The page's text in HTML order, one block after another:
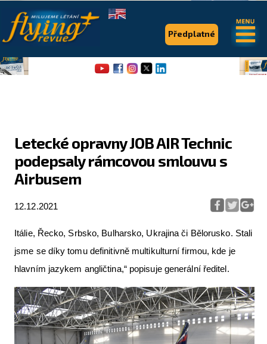
Letecké opravny JOB AIR Technic
podepsaly rámcovou smlouvu s
Airbusem
12.12.2021
Itálie, Řecko, Srbsko, Bulharsko, Ukrajina či Bělorusko. Stali
jsme se díky tomu definitivně multikulturní firmou, kde je
hlavním jazykem angličtina,“ popisuje generální ředitel.
Předplatné
.
Flying Revue
Pro piloty
Série & speciály
Aktuální FR + archiv
Letecká muzea